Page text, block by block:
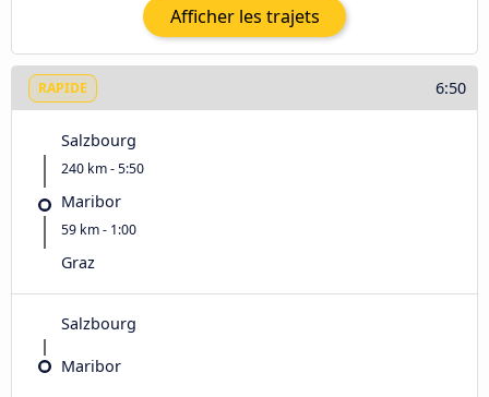
Afficher les trajets
RAPIDE 6:50
Salzbourg
240 km - 5:50
Maribor
59 km - 1:00
Graz
Salzbourg
Maribor